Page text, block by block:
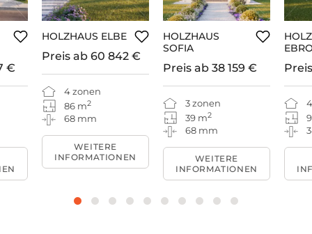
€
HOLZHAUS ELBE
4 zonen
86 m2
68 mm
Preis ab 60 842 €
WEITERE
INFORMATIONEN
HOLZHAUS
SOFIA
3 zonen
39 m2
68 mm
Preis ab 38 159 €
WEITERE
INFORMATIONEN